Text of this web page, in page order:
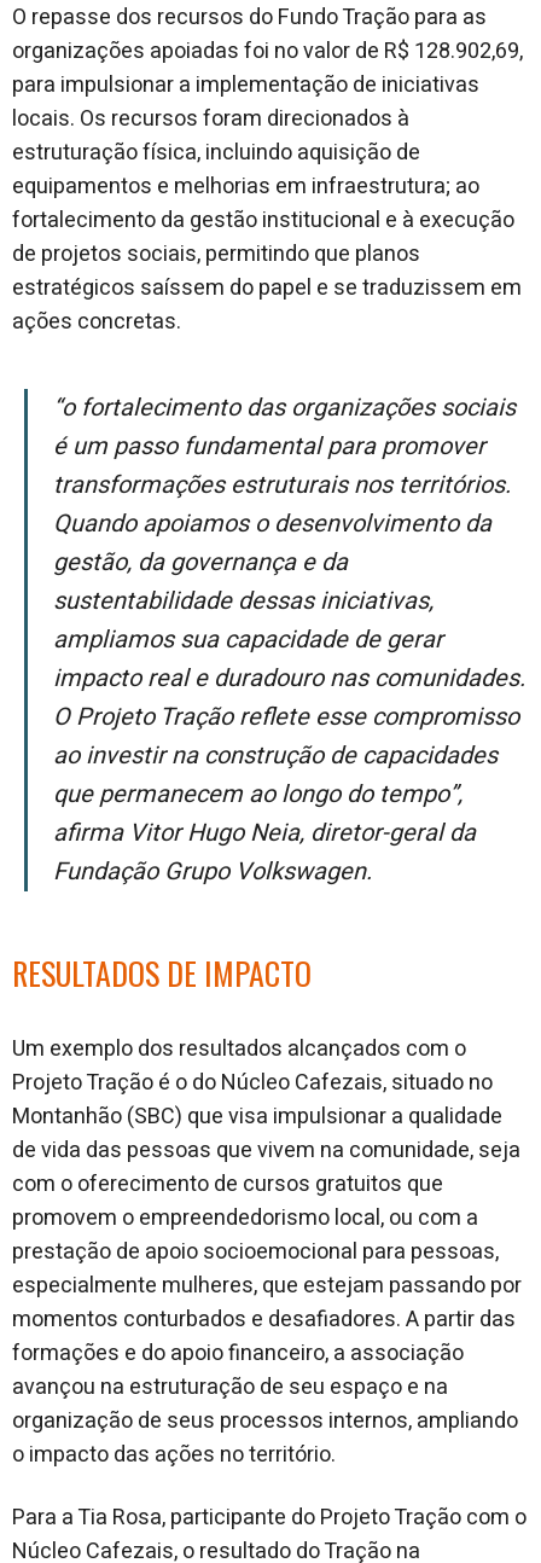
O repasse dos recursos do Fundo Tração para as
organizações apoiadas foi no valor de R$ 128.902,69,
para impulsionar a implementação de iniciativas
locais. Os recursos foram direcionados à
estruturação física, incluindo aquisição de
equipamentos e melhorias em infraestrutura; ao
fortalecimento da gestão institucional e à execução
de projetos sociais, permitindo que planos
estratégicos saíssem do papel e se traduzissem em
ações concretas.
“O fortalecimento das organizações sociais
é um passo fundamental para promover
transformações estruturais nos territórios.
Quando apoiamos o desenvolvimento da
gestão, da governança e da
sustentabilidade dessas iniciativas,
ampliamos sua capacidade de gerar
impacto real e duradouro nas comunidades.
O Projeto Tração reflete esse compromisso
ao investir na construção de capacidades
que permanecem ao longo do tempo”,
afirma Vitor Hugo Neia, diretor-geral da
Fundação Grupo Volkswagen.
RESULTADOS DE IMPACTO
Um exemplo dos resultados alcançados com o
Projeto Tração é o do Núcleo Cafezais, situado no
Montanhão (SBC) que visa impulsionar a qualidade
de vida das pessoas que vivem na comunidade, seja
com o oferecimento de cursos gratuitos que
promovem o empreendedorismo local, ou com a
prestação de apoio socioemocional para pessoas,
especialmente mulheres, que estejam passando por
momentos conturbados e desafiadores. A partir das
formações e do apoio financeiro, a associação
avançou na estruturação de seu espaço e na
organização de seus processos internos, ampliando
o impacto das ações no território.
Para a Tia Rosa, participante do Projeto Tração com o
Núcleo Cafezais, o resultado do Tração na